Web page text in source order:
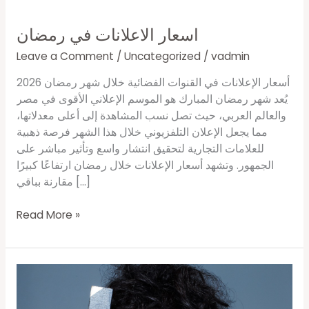
اسعار الاعلانات في رمضان
Leave a Comment / Uncategorized / vadmin
أسعار الإعلانات في القنوات الفضائية خلال شهر رمضان 2026
يُعد شهر رمضان المبارك هو الموسم الإعلاني الأقوى في مصر
والعالم العربي، حيث تصل نسب المشاهدة إلى أعلى معدلاتها،
مما يجعل الإعلان التلفزيوني خلال هذا الشهر فرصة ذهبية
للعلامات التجارية لتحقيق انتشار واسع وتأثير مباشر على
الجمهور. وتشهد أسعار الإعلانات خلال رمضان ارتفاعًا كبيرًا
مقارنة بباقي […]
Read More »